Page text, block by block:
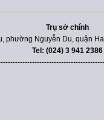
Trụ sở chính
phường Nguyễn Du, quận
Tel: (024) 3 941 2386